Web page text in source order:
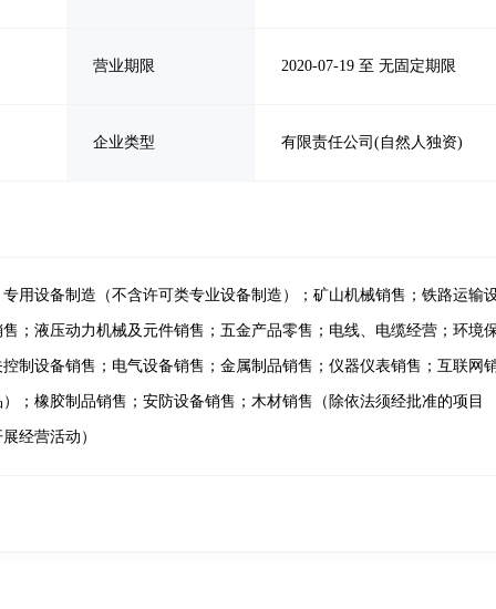
营业期限 2020-07-19 至 无固定期限
企业类型 有限责任公司(自然人独资)
用设备制造（不含许可类专业设备制造）；矿山机械销售；铁路运输
；液压动力机械及元件销售；五金产品零售；电线、电缆经营；环境
制设备销售；电气设备销售；金属制品销售；仪器仪表销售；互联网
；橡胶制品销售；安防设备销售；木材销售（除依法须经批准的项目
经营活动）